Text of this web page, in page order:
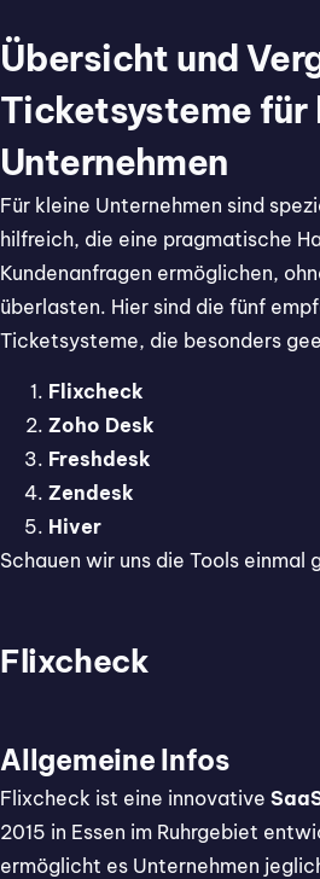
Übersicht und
Ticketsysteme für
Unternehmen
Für kleine Unternehmen sind
hilfreich, die eine pragmatische
Kundenanfragen ermöglichen,
überlasten. Hier sind die fünf
Ticketsysteme, die besonders
Flixcheck
Zoho Desk
Freshdesk
Zendesk
Hiver
Schauen wir uns die Tools einmal
Flixcheck
Allgemeine Infos
Flixcheck ist eine innovative
2015 in Essen im Ruhrgebiet
ermöglicht es Unternehmen